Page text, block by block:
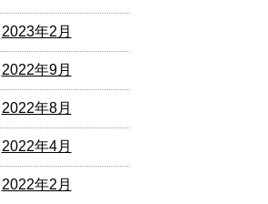
2023年2月
2022年9月
2022年8月
2022年4月
2022年2月